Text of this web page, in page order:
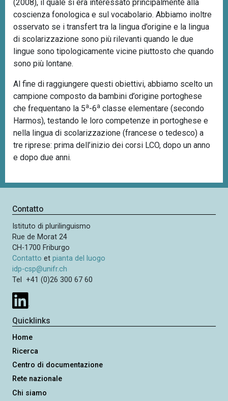
(2008), il quale si era interessato principalmente alla
coscienza fonologica e sul vocabolario. Abbiamo inoltre
osservato se i transfert tra la lingua d’origine e la lingua
di scolarizzazione sono più rilevanti quando le due
lingue sono tipologicamente vicine piuttosto che quando
sono più lontane.
Al fine di raggiungere questi obiettivi, abbiamo scelto un
campione composto da bambini d’origine portoghese
che frequentano la 5a-6a classe elementare (secondo
Harmos), testando le loro competenze in portoghese e
nella lingua di scolarizzazione (francese o tedesco) a
tre riprese: prima dell’inizio dei corsi LCO, dopo un anno
e dopo due anni.
Contatto
Istituto di plurilinguismo
Rue de Morat 24
CH-1700 Friburgo
Contatto etpianta del luogo
idp-csp@unifr.ch
Tel +41 (0)26 300 67 60
Quicklinks
Home
Ricerca
Centro di documentazione
Rete nazionale
Chi siamo